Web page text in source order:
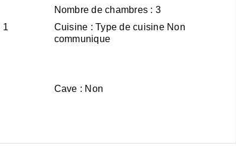
Nombre de chambres : 3
1 Cuisine : Type de cuisine Non
communique
Cave : Non
Surface
Parking :